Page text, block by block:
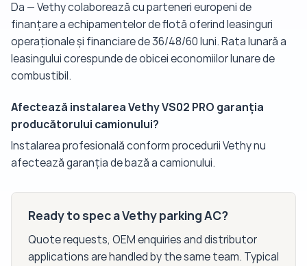
Da — Vethy colaborează cu parteneri europeni de
finanțare a echipamentelor de flotă oferind leasinguri
operaționale și financiare de 36/48/60 luni. Rata lunară a
leasingului corespunde de obicei economiilor lunare de
combustibil.
Afectează instalarea Vethy VS02 PRO garanția
producătorului camionului?
Instalarea profesională conform procedurii Vethy nu
afectează garanția de bază a camionului.
Ready to spec a Vethy parking AC?
Quote requests, OEM enquiries and distributor
applications are handled by the same team. Typical